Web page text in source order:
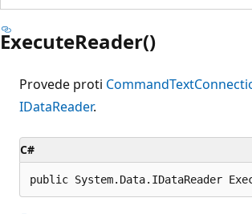
ExecuteReader()
Provede proti CommandText
IDataReader.
C#
public System.Data.IDataReader